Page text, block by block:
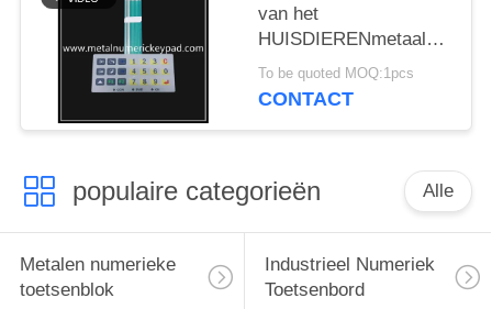
van het
HUISDIERENmetaal
Membraan 2.0mm
Industrieel Numeriek
To be quoted MOQ:1pcs
CONTACT
populaire categorieën Alle
Metalen numerieke
toetsenblok
Industrieel Numeriek
Toetsenbord